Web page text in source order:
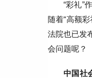
“彩礼”
随着“高额
法院也已发
会问题呢？
中国社